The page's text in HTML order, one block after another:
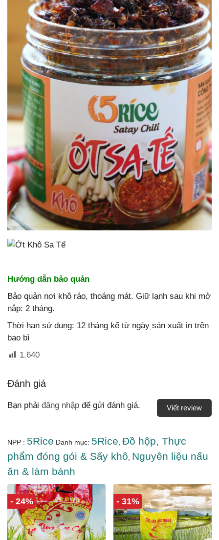
Hướng dẫn bảo quản
Bảo quản nơi khô ráo, thoáng mát. Giữ lạnh sau khi mở
nắp: 2 tháng.
Thời hạn sử dụng: 12 tháng kể từ ngày sản xuất in trên
bao bì
1.640
Đánh giá
Viết review
Bạn phải đăng nhập để gửi đánh giá.
NPP : 5Rice Danh mục: 5Rice Đồ hộp, Thực
phẩm đóng gói & Sấy khô Nguyên liệu nấu
ăn & làm bánh
- 24% - 31%